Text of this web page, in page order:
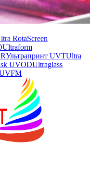
RotaScreen
Ultraform
Ультрапринт UVTUltra
UVODUltraglass
UVFM